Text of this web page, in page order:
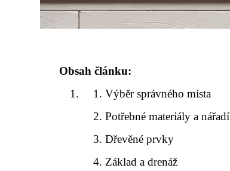
Obsah článku:
Výběr správného místa
Potřebné materiály a nářadí
Dřevěné prvky
Základ a drenáž